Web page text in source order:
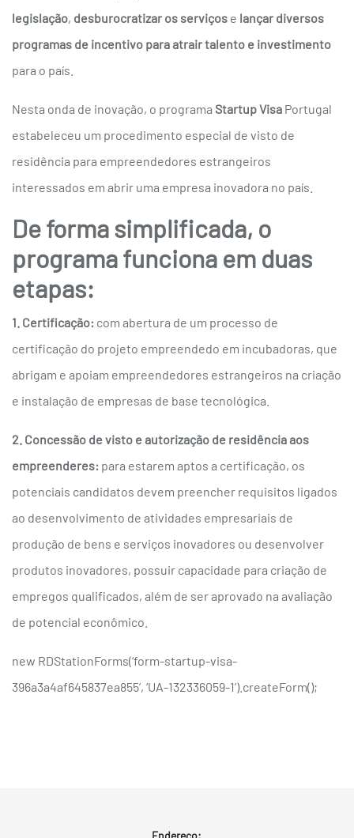
legislação, desburocratizar os serviços e lançar diversos
programas de incentivo para atrair talento e investimento
para o país.
Nesta onda de inovação, o programa Startup Visa Portugal
estabeleceu um procedimento especial de visto de
residência para empreendedores estrangeiros
interessados em abrir uma empresa inovadora no país.
De forma simplificada, o
programa funciona em duas
etapas:
1. Certificação: com abertura de um processo de
certificação do projeto empreendedo em incubadoras, que
abrigam e apoiam empreendedores estrangeiros na criação
e instalação de empresas de base tecnológica.
2. Concessão de visto e autorização de residência aos
empreenderes: para estarem aptos a certificação, os
potenciais candidatos devem preencher requisitos ligados
ao desenvolvimento de atividades empresariais de
produção de bens e serviços inovadores ou desenvolver
produtos inovadores, possuir capacidade para criação de
empregos qualificados, além de ser aprovado na avaliação
de potencial econômico.
new RDStationForms(‘form-startup-visa-
396a3a4af645837ea855’, ‘UA-132336059-1’).createForm();
Endereço: